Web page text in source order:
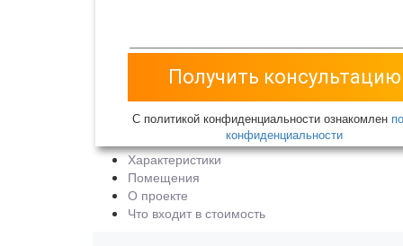
С политикой конфиденциальности ознакомлен
конфиденциальности
Характеристики
Помещения
О проекте
Что входит в стоимость